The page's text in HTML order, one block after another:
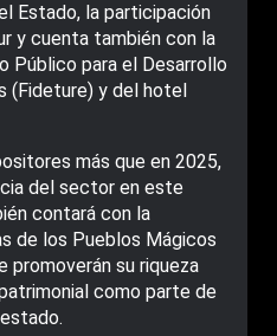
Estado, la participación
y cuenta también con la
Público para el Desarrollo
(Fideture) y del hotel
más que en 2025,
del sector en este
contará con la
de los Pueblos Mágicos
promoverán su riqueza
como parte de